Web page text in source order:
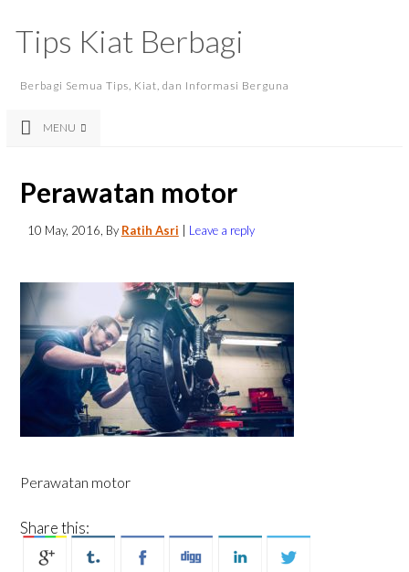
Tips Kiat Berbagi
Berbagi Semua Tips, Kiat, dan Informasi Berguna
MENU
Perawatan motor
10 May, 2016 , By Ratih Asri Leave a reply
Perawatan motor
Share this: